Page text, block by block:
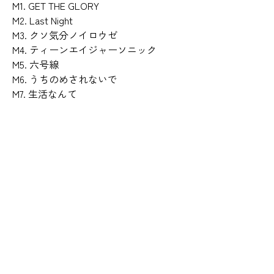
M1. GET THE GLORY
M2. Last Night
M3. クソ気分ノイロウゼ
M4. ティーンエイジャーソニック
M5. 六号線
M6. うちのめされないで
M7. 生活なんて